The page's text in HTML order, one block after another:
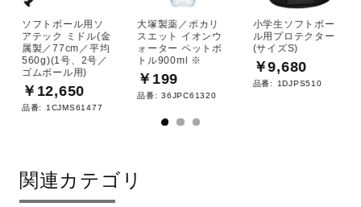
ソフトボール用ソ
アテック ミドル(金
属製／77cm／平均
560g)(1号、2号／
ゴムボール用)
￥12,650
品番: 1CJMS61477
大塚製薬／ポカリ
スエット イオンウ
ォーター ペットボ
トル900ml ※
￥199
品番: 36JPC61320
小学生ソフトボー
ル用プロテクター
(サイズS)
￥9,680
品番: 1DJPS510
関連カテゴリ